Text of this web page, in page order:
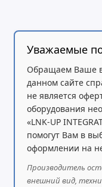
Этот моноблок
всей семьи. Он
задач, семейных
многозадачном
Уважаемые
Обращаем Ваше
данном сайте
не является
оборудования
«LNK-UP
помогут Вам в
оформлении на
Производитель
внешний вид,